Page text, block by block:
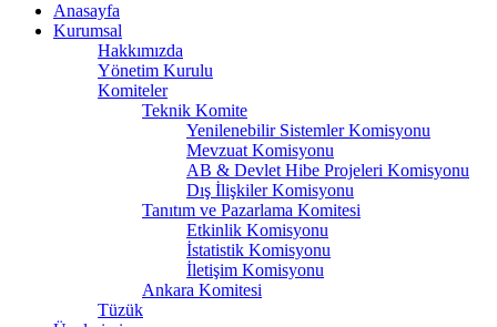
Anasayfa
Kurumsal
Hakkımızda
Yönetim Kurulu
Komiteler
Teknik Komite
Yenilenebilir Sistemler Komisyonu
Mevzuat Komisyonu
AB & Devlet Hibe Projeleri Komisyonu
Dış İlişkiler Komisyonu
Tanıtım ve Pazarlama Komitesi
Etkinlik Komisyonu
İstatistik Komisyonu
İletişim Komisyonu
Ankara Komitesi
Tüzük